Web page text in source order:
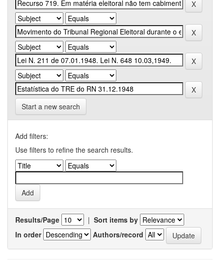
Start a new search
Add filters:
Use filters to refine the search results.
Results/Page | Sort items by
In order
Authors/record